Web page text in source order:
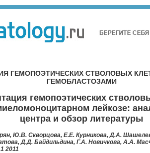
ГЕМОПОЭТИЧЕСКИХ СТВОЛОВЫХ
ГЕМОБЛАСТОЗАМИ
гемопоэтических
лейкозе:
центра и обзор литературы
Ю.В. Скворцова, Е.Е. Курникова, Д.А.
Д.Д. Байдильдина, Г.А. Новичкова, А.А.
2011